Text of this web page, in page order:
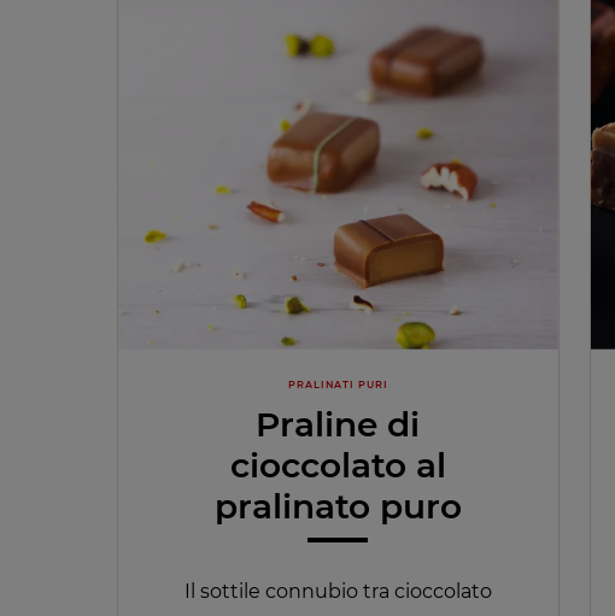
PRALINATI PURI
Praline di
cioccolato al
pralinato puro
Il sottile connubio tra cioccolato